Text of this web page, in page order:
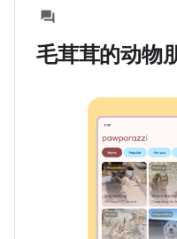
毛茸茸的动物